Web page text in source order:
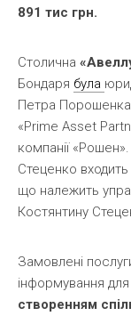
891 тис грн.
Столична
Бондаря була
Петра Порошенка
«Prime Asset
компанії
Стеценко
що належить
Костянтину
Замовлені
інформування для
створенням